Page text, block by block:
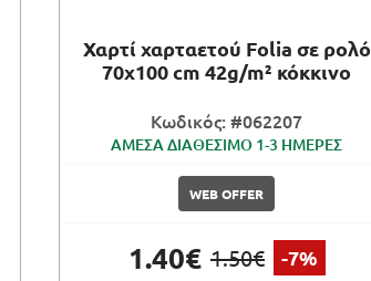
Χαρτί χαρταετού Folia σε ρολό
70x100 cm 42g/m² κόκκινο
Κωδικός: #062207
ΑΜΕΣΑ ΔΙΑΘΕΣΙΜΟ 1-3 ΗΜΕΡΕΣ
WEB OFFER
1.40€ 1.50€ -7%